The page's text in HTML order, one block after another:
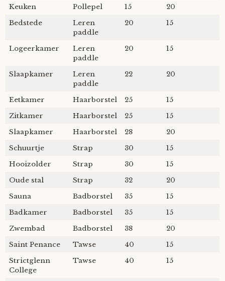
Keuken
Pollepel 15
20
Bedstede
Leren
paddle
20 15
Logeerkamer
Leren
paddle
20 15
Slaapkamer
Leren
paddle
22 20
Eetkamer Haarborstel 25
15
Zitkamer
Haarborstel 25
15
Slaapkamer
Haarborstel 28
20
Schuurtje
Strap 30
15
Hooizolder
Strap 30
15
Oude stal
Strap 32
20
Sauna
Badborstel 35
15
Badkamer
Badborstel 35
15
Zwembad
Badborstel 38
20
Saint Penance
Tawse 40
15
Strictglenn
College
Tawse 40 15